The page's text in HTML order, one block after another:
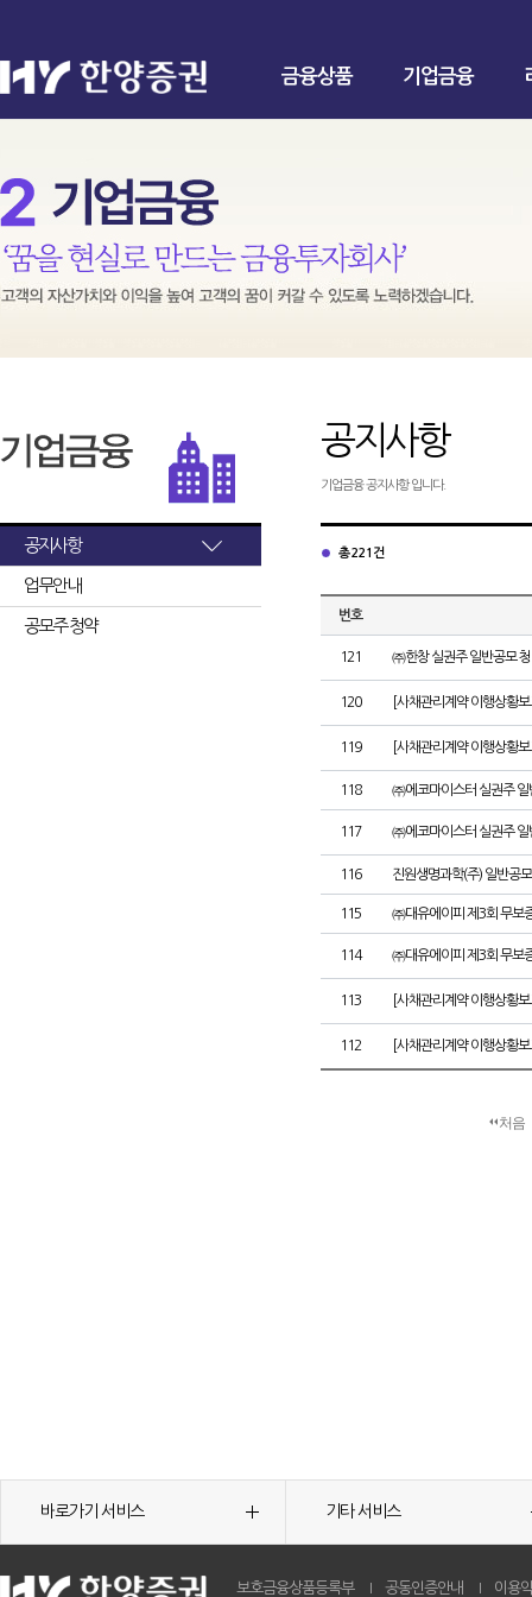
금융상품 기업금융
공지사항
업무안내
공모주 청약
공지사항
기업금융 공지사항 입니다.
총 221건
번호
121 ㈜한창 실권주 일반공모
120 [사채관리계약 이행상황
119 [사채관리계약 이행상황
118 ㈜에코마이스터 실권주 일
117 ㈜에코마이스터 실권주 일
116 진원생명과학(주) 일반공
115 ㈜대유에이피 제3회 무보
114 ㈜대유에이피 제3회 무보
113 [사채관리계약 이행상황
112 [사채관리계약 이행상황
처음
바로가기 서비스 기타 서비스
보호금융상품등록부 공동인증안내 이용